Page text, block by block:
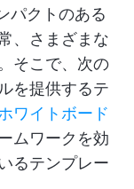
パクトのある
、さまざまな
そこで、次の
を提供するテ
ワイトボード
ムワークを効
るテンプレー